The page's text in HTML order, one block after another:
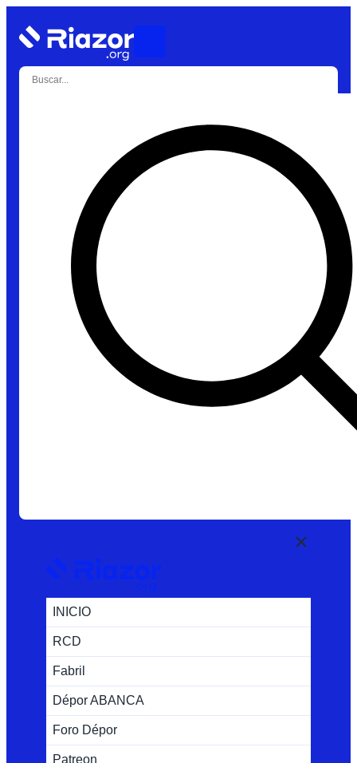
INICIO
RCD
Fabril
Dépor ABANCA
Foro Dépor
Patreon